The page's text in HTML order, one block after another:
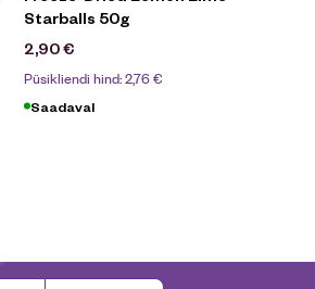
Starballs 50g
2,90€
Püsikliendi hind:2,76€
Saadaval